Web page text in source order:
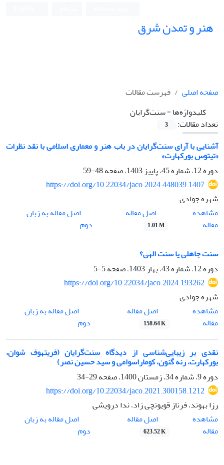
هنر و تمدن شرق
صفحه اصلی
فهرست مقالات
کلیدواژه‌ها =سنت‌گرایان
تعداد مقالات:
3
آشنایی با آرای سنت‌گرایان در باب هنر و معماری اسلامی با نقد نظرات
«تیتوس بورکهارت»
دوره 12، شماره 45، پاییز 1403، صفحه
48-59
https://doi.org/10.22034/jaco.2024.448039.1407
شهره جوادی
مشاهده
مقاله
اصل مقاله
1.01 M
اصل مقاله به زبان
دوم
سنت جاهلی یا سنت الهی؟
دوره 12، شماره 43، بهار 1403، صفحه
5-5
https://doi.org/10.22034/jaco.2024.193262
شهره جوادی
مشاهده
مقاله
اصل مقاله
158.64 K
اصل مقاله به زبان
دوم
نقدی بر زیبایی‌شناسی از دیدگاه سنت‌گرایان (فریتهوف شوان،
بورکهارت، رنه گنون، کوماراسوامی و سید حسین نصر)
دوره 9، شماره 34، زمستان 1400، صفحه
29-34
https://doi.org/10.22034/jaco.2021.300158.1212
رزا بهوند، فرناز قویونچی زاد، ندا درویشی
مشاهده
مقاله
اصل مقاله
623.52 K
اصل مقاله به زبان
دوم